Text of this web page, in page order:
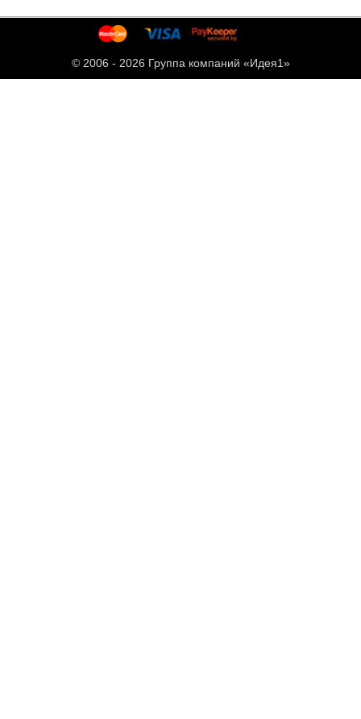
© 2006 - 2026 Группа компаний «Идея1»